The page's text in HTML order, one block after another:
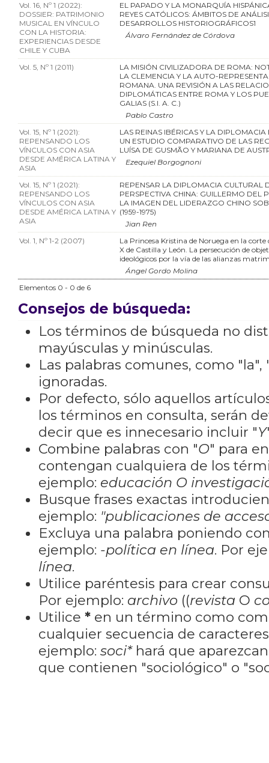
Vol. 16, Nº 1 (2022):
DOSSIER: PATRIMONIO
MUSICAL EN VÍNCULO
CON LA HISTORIA:
EXPERIENCIAS DESDE
CHILE Y CUBA
EL PAPADO Y LA MONARQUÍA
REYES CATÓLICOS: ÁMBITOS DE
DESARROLLOS HISTORIOGRÁFICOS1
Álvaro Fernández de Córdova
Vol. 5, Nº 1 (2011)
LA MISIÓN CIVILIZADORA DE ROMA:
LA CLEMENCIA Y LA AUTO-
ROMANA. UNA REVISIÓN A LAS
DIPLOMÁTICAS ENTRE ROMA Y LOS
GALIAS (S.I. A. C.)
Pablo Castro
Vol. 15, Nº 1 (2021):
REPENSANDO LOS
VÍNCULOS CON ASIA
DESDE AMÉRICA LATINA Y
ASIA
LAS REINAS IBÉRICAS Y LA
UN ESTUDIO COMPARATIVO DE LAS
LUÍSA DE GUSMÃO Y MARIANA DE
Ezequiel Borgognoni
Vol. 15, Nº 1 (2021):
REPENSANDO LOS
VÍNCULOS CON ASIA
DESDE AMÉRICA LATINA Y
ASIA
REPENSAR LA DIPLOMACIA CULTURAL
PERSPECTIVA CHINA: GUILLERMO DEL
LA IMAGEN DEL LIDERAZGO CHINO
(1959-1975)
Jian Ren
Vol. 1, Nº 1-2 (2007)
La Princesa Kristina de Noruega en la corte
X de Castilla y León. La persecución de
ideológicos por la vía de las alianzas
Ángel Gordo Molina
Elementos 0 - 0 de 6
Consejos de búsqueda:
Los términos de búsqueda no
mayúsculas y minúsculas.
Las palabras comunes, como "la",
ignoradas.
Por defecto, sólo aquellos
los términos en consulta, serán
decir que es innecesario incluir "Y
Combine palabras con "O" para
contengan cualquiera de los
ejemplo: educación O
Busque frases exactas
ejemplo: "publicaciones de
Excluya una palabra poniendo
ejemplo: -política en línea. Por
línea.
Utilice paréntesis para crear
Por ejemplo: archivo ((revista O
Utilice *en un término como
cualquier secuencia de
ejemplo: soci*hará que
que contienen "sociológico" o